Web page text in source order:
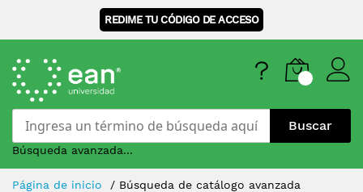
REDIME TU CÓDIGO DE ACCESO
Buscar
Búsqueda avanzada...
Skip
Página de inicio Búsqueda de catálogo avanzada